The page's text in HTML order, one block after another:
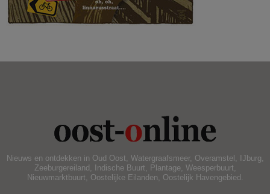
Nieuws en ontdekken in Oud Oost, Watergraafsmeer, Overamstel, IJburg,
Zeeburgereiland, Indische Buurt, Plantage, Weesperbuurt,
Nieuwmarktbuurt, Oostelijke Eilanden, Oostelijk Havengebied.